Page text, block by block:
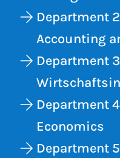
Department
Accounting
Department
Department
Economics
Department